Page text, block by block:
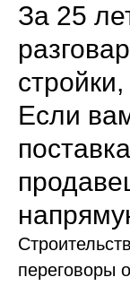
За 25
Если
переговоры